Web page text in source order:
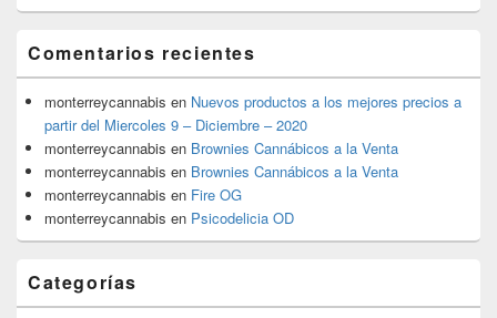
Comentarios recientes
monterreycannabis en Nuevos productos a los mejores precios a
partir del Miercoles 9 – Diciembre – 2020
monterreycannabis en Brownies Cannábicos a la Venta
monterreycannabis en Brownies Cannábicos a la Venta
monterreycannabis en Fire OG
monterreycannabis en Psicodelicia OD
Categorías